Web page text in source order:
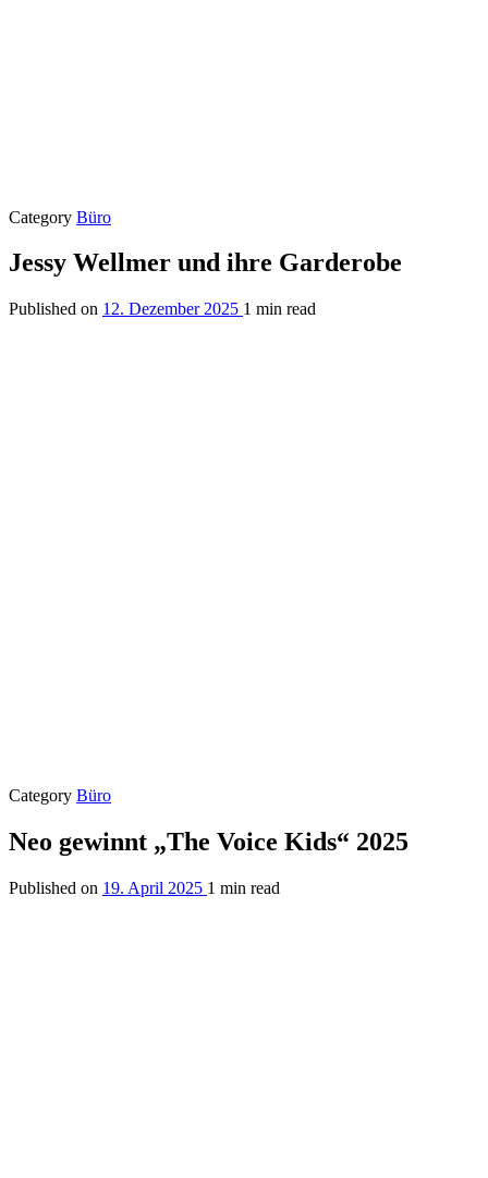
Category Büro
Jessy Wellmer und ihre Garderobe
Published on 12. Dezember 2025 1 min read
Category Büro
Neo gewinnt „The Voice Kids“ 2025
Published on 19. April 2025 1 min read